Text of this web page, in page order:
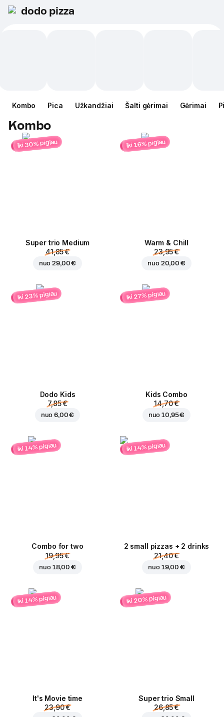
dodo pizza
Kombo Pica Užkandžiai Šalti gėrimai Gėrimai
Kombo
iki 30% pigiau
Super trio Medium
41,85 €
nuo29,00 €
iki 16% pigiau
Warm & Chill
23,95 €
nuo 20,00 €
iki 23% pigiau
Dodo Kids
7,85 €
nuo6,00 €
iki 27% pigiau
Kids Combo
14,70 €
nuo10,95 €
iki 14% pigiau
Combo for two
19,95 €
nuo 18,00 €
iki 14% pigiau
2 small pizzas + 2 drinks
21,40 €
nuo 19,00 €
iki 14% pigiau
It's Movie time
23,90 €
iki 20% pigiau
Super trio Small
26,85 €